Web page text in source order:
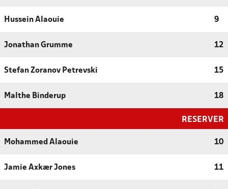
Hussein Alaouie 9
Jonathan Grumme 12
Stefan Zoranov Petrevski 15
Malthe Binderup 18
RESERVER
Mohammed Alaouie 10
Jamie Axkær Jones 11